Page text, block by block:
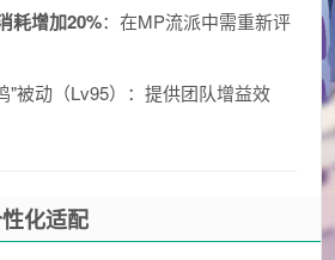
耗增加20%：在MP流派中需重新评
"被动（Lv95）：提供团队增益效
化适配